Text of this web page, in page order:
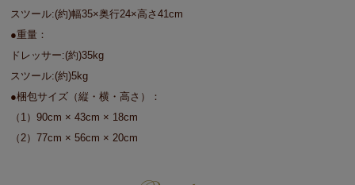
スツール:(約)幅35×奥行24×高さ41cm
●重量：
ドレッサー:(約)35kg
スツール:(約)5kg
●梱包サイズ（縦・横・高さ）：
（1）90cm × 43cm × 18cm
（2）77cm × 56cm × 20cm